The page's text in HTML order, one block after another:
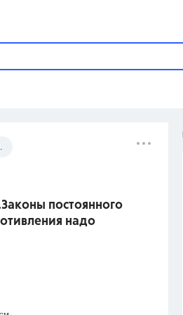
задание
постоянного
надо